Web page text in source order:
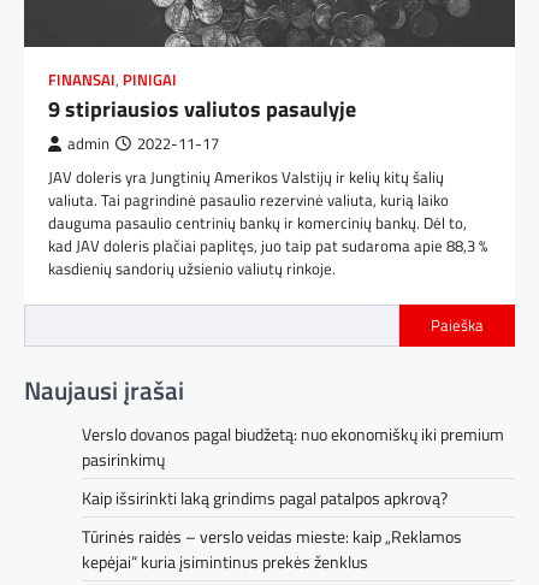
FINANSAI, PINIGAI
9 stipriausios valiutos pasaulyje
admin 2022-11-17
JAV doleris yra Jungtinių Amerikos Valstijų ir kelių kitų šalių
valiuta. Tai pagrindinė pasaulio rezervinė valiuta, kurią laiko
dauguma pasaulio centrinių bankų ir komercinių bankų. Dėl to,
kad JAV doleris plačiai paplitęs, juo taip pat sudaroma apie 88,3 %
kasdienių sandorių užsienio valiutų rinkoje.
Paieška
Naujausi įrašai
Verslo dovanos pagal biudžetą: nuo ekonomiškų iki premium
pasirinkimų
Kaip išsirinkti laką grindims pagal patalpos apkrovą?
Tūrinės raidės – verslo veidas mieste: kaip „Reklamos
kepėjai“ kuria įsimintinus prekės ženklus